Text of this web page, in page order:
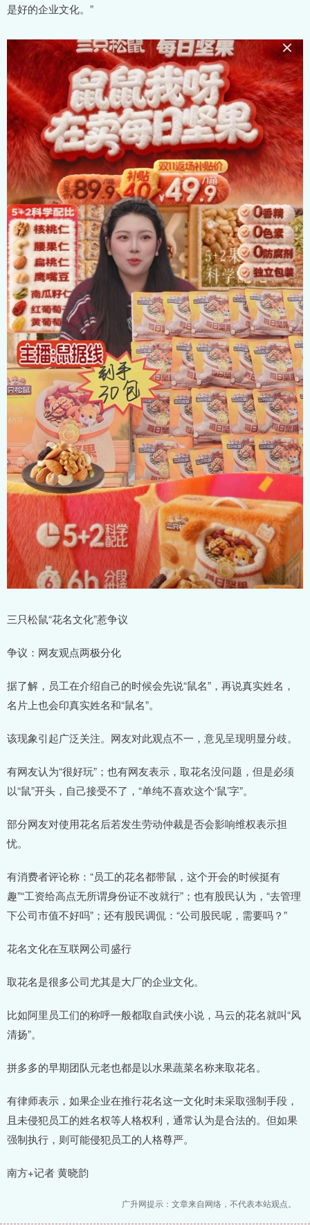
是好的企业文化。”
三只松鼠“花名文化”惹争议
争议：网友观点两极分化
据了解，员工在介绍自己的时候会先说“鼠名”，再说真实姓名，
名片上也会印真实姓名和“鼠名”。
该现象引起广泛关注。网友对此观点不一，意见呈现明显分歧。
有网友认为“很好玩”；也有网友表示，取花名没问题，但是必须
以“鼠”开头，自己接受不了，“单纯不喜欢这个‘鼠’字”。
部分网友对使用花名后若发生劳动仲裁是否会影响维权表示担
忧。
有消费者评论称：“员工的花名都带鼠，这个开会的时候挺有
趣”“工资给高点无所谓身份证不改就行”；也有股民认为，“去管理
下公司市值不好吗”；还有股民调侃：“公司股民呢，需要吗？”
花名文化在互联网公司盛行
取花名是很多公司尤其是大厂的企业文化。
比如阿里员工们的称呼一般都取自武侠小说，马云的花名就叫“风
清扬”。
拼多多的早期团队元老也都是以水果蔬菜名称来取花名。
有律师表示，如果企业在推行花名这一文化时未采取强制手段，
且未侵犯员工的姓名权等人格权利，通常认为是合法的。但如果
强制执行，则可能侵犯员工的人格尊严。
南方+记者 黄晓韵
广升网提示：文章来自网络，不代表本站观点。